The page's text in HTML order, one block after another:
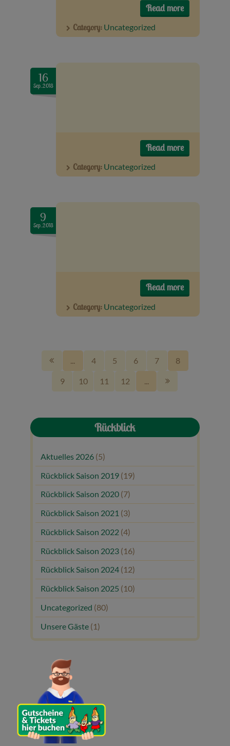
Read more
Category: Uncategorized
16
Sep..2018
Read more
Category: Uncategorized
9
Sep..2018
Read more
Category: Uncategorized
4 5 6 7 8
9 10 11 12
Rückblick
Aktuelles 2026 (5)
Rückblick Saison 2019 (19)
Rückblick Saison 2020 (7)
Rückblick Saison 2021 (3)
Rückblick Saison 2022 (4)
Rückblick Saison 2023 (16)
Rückblick Saison 2024 (12)
Rückblick Saison 2025 (10)
Uncategorized (80)
Unsere Gäste (1)